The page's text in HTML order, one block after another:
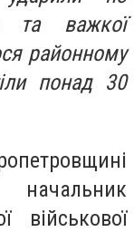
та важкої
районному
понад 30
військової